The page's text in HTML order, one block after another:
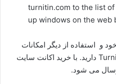
turnitin.com to the list
up windows on the web
و استفاده از دیگر امکانات
سایت Turnitin نیاز به اکانت Turnitin دارید. با خرید اکانت سایت